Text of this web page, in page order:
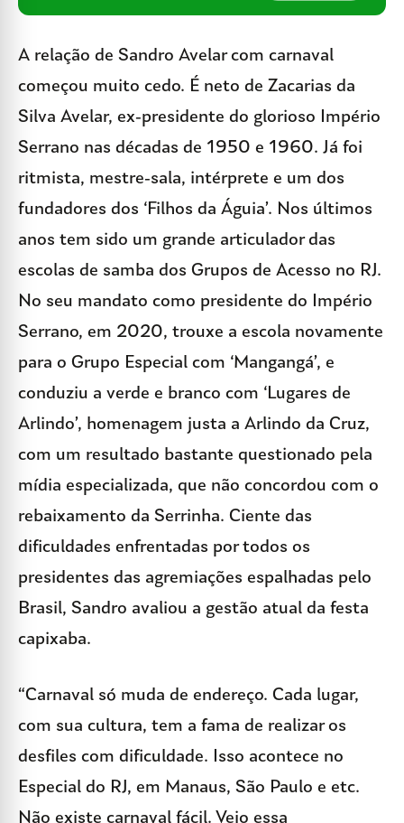
A relação de Sandro Avelar com carnaval
começou muito cedo. É neto de Zacarias da
Silva Avelar, ex-presidente do glorioso Império
Serrano nas décadas de 1950 e 1960. Já foi
ritmista, mestre-sala, intérprete e um dos
fundadores dos ‘Filhos da Águia’. Nos últimos
anos tem sido um grande articulador das
escolas de samba dos Grupos de Acesso no RJ.
No seu mandato como presidente do Império
Serrano, em 2020, trouxe a escola novamente
para o Grupo Especial com ‘Mangangá’, e
conduziu a verde e branco com ‘Lugares de
Arlindo’, homenagem justa a Arlindo da Cruz,
com um resultado bastante questionado pela
mídia especializada, que não concordou com o
rebaixamento da Serrinha. Ciente das
dificuldades enfrentadas por todos os
presidentes das agremiações espalhadas pelo
Brasil, Sandro avaliou a gestão atual da festa
capixaba.
“Carnaval só muda de endereço. Cada lugar,
com sua cultura, tem a fama de realizar os
desfiles com dificuldade. Isso acontece no
Especial do RJ, em Manaus, São Paulo e etc.
Não existe carnaval fácil. Vejo essa